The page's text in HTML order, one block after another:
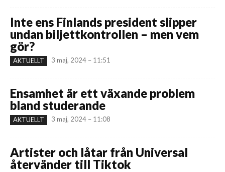
Inte ens Finlands president slipper
undan biljettkontrollen – men vem
gör?
AKTUELLT 3 maj, 2024 – 11:51
Ensamhet är ett växande problem
bland studerande
AKTUELLT 3 maj, 2024 – 11:08
Artister och låtar från Universal
återvänder till Tiktok